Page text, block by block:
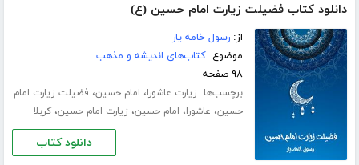
دانلود کتاب فضیلت زیارت امام حسین (ع)
از:رسول خامه یار
موضوع:کتاب‌های اندیشه و مذهب
۹۸ صفحه
برچسب‌ها: زیارت عاشورا، امام حسین، فضیلت زیارت امام
حسین، عاشورا، امام حسین، زیارت امام حسین،کربلا
دانلود کتاب